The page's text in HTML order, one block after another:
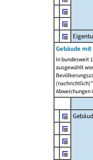
Gebäude
In bundesweit
ausgewählt
Abweichungen